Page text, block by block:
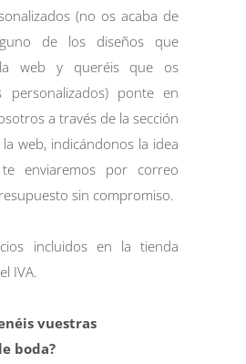
(no os acaba de
de los diseños que
web y queréis que os
personalizados) ponte en
a través de la sección
la web, indicándonos la idea
enviaremos por correo
sin compromiso.
incluidos en la tienda
IVA.
vuestras
boda?